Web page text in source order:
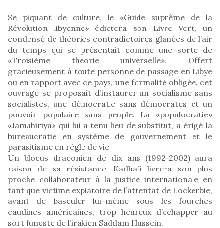
Se piquant de culture, le «Guide suprême de la
Révolution libyenne» édictera son Livre Vert, un
condensé de théories contradictoires glanées de l’air
du temps qui se présentait comme une sorte de
«Troisième théorie universelle». Offert
gracieusement à toute personne de passage en Libye
ou en rapport avec ce pays, une formalité obligée, cet
ouvrage se proposait d’instaurer un socialisme sans
socialistes, une démocratie sans démocrates et un
pouvoir populaire sans peuple. La «populocratie»
«Jamahiriya» qui lui a tenu lieu de substitut, a érigé la
bureaucratie en système de gouvernement et le
parasitisme en règle de vie.
Un blocus draconien de dix ans (1992-2002) aura
raison de sa résistance. Kadhafi livrera son plus
proche collaborateur à la justice internationale en
tant que victime expiatoire de l’attentat de Lockerbie,
avant de basculer lui-même sous les fourches
caudines américaines, trop heureux d’échapper au
sort funeste de l’irakien Saddam Hussein.